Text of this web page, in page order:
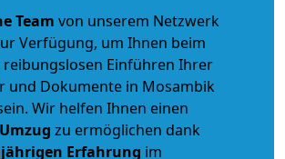
Team von unserem Netzwerk
Verfügung, um Ihnen beim
Einführen Ihrer
und Dokumente in Mosambik
Wir helfen Ihnen einen
zu ermöglichen dank
Erfahrung im